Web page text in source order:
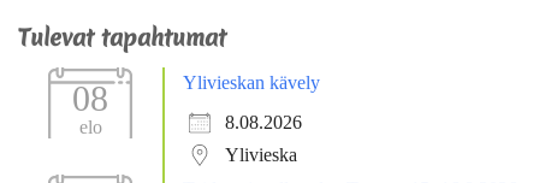
Tulevat tapahtumat
08
elo
Ylivieskan kävely
8.08.2026
Ylivieska